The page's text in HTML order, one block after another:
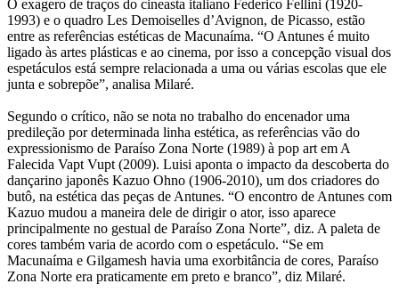
O exagero de traços do cineasta italiano Federico Fellini (1920-
1993) e o quadro Les Demoiselles d’Avignon, de Picasso, estão
entre as referências estéticas de Macunaíma. “O Antunes é muito
ligado às artes plásticas e ao cinema, por isso a concepção visual dos
espetáculos está sempre relacionada a uma ou várias escolas que ele
junta e sobrepõe”, analisa Milaré.
Segundo o crítico, não se nota no trabalho do encenador uma
predileção por determinada linha estética, as referências vão do
expressionismo de Paraíso Zona Norte (1989) à pop art em A
Falecida Vapt Vupt (2009). Luisi aponta o impacto da descoberta do
dançarino japonês Kazuo Ohno (1906-2010), um dos criadores do
butô, na estética das peças de Antunes. “O encontro de Antunes com
Kazuo mudou a maneira dele de dirigir o ator, isso aparece
principalmente no gestual de Paraíso Zona Norte”, diz. A paleta de
cores também varia de acordo com o espetáculo. “Se em
Macunaíma e Gilgamesh havia uma exorbitância de cores, Paraíso
Zona Norte era praticamente em preto e branco”, diz Milaré.